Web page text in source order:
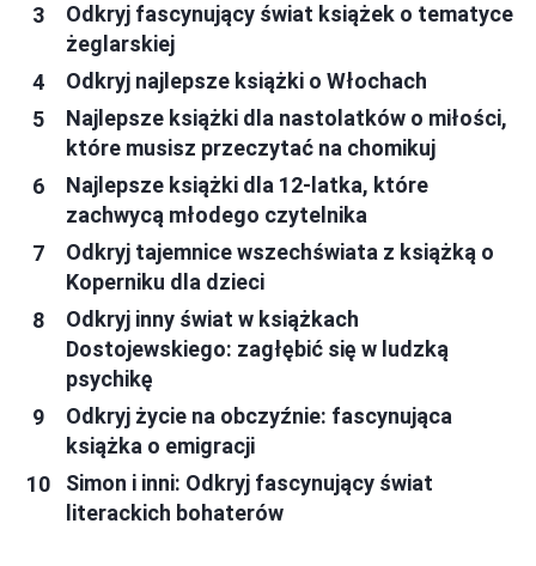
Odkryj fascynujący świat książek o tematyce
żeglarskiej
Odkryj najlepsze książki o Włochach
Najlepsze książki dla nastolatków o miłości,
które musisz przeczytać na chomikuj
Najlepsze książki dla 12-latka, które
zachwycą młodego czytelnika
Odkryj tajemnice wszechświata z książką o
Koperniku dla dzieci
Odkryj inny świat w książkach
Dostojewskiego: zagłębić się w ludzką
psychikę
Odkryj życie na obczyźnie: fascynująca
książka o emigracji
Simon i inni: Odkryj fascynujący świat
literackich bohaterów